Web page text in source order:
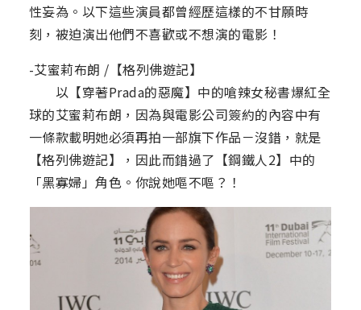
性妄為。以下這些演員都曾經歷這樣的不甘願時
刻，被迫演出他們不喜歡或不想演的電影！
-艾蜜莉布朗 /【格列佛遊記】
以【穿著Prada的惡魔】中的嗆辣女秘書爆紅全
球的艾蜜莉布朗，因為與電影公司簽約的內容中有
一條款載明她必須再拍一部旗下作品－沒錯，就是
【格列佛遊記】，因此而錯過了【鋼鐵人2】中的
「黑寡婦」角色。你說她嘔不嘔？！